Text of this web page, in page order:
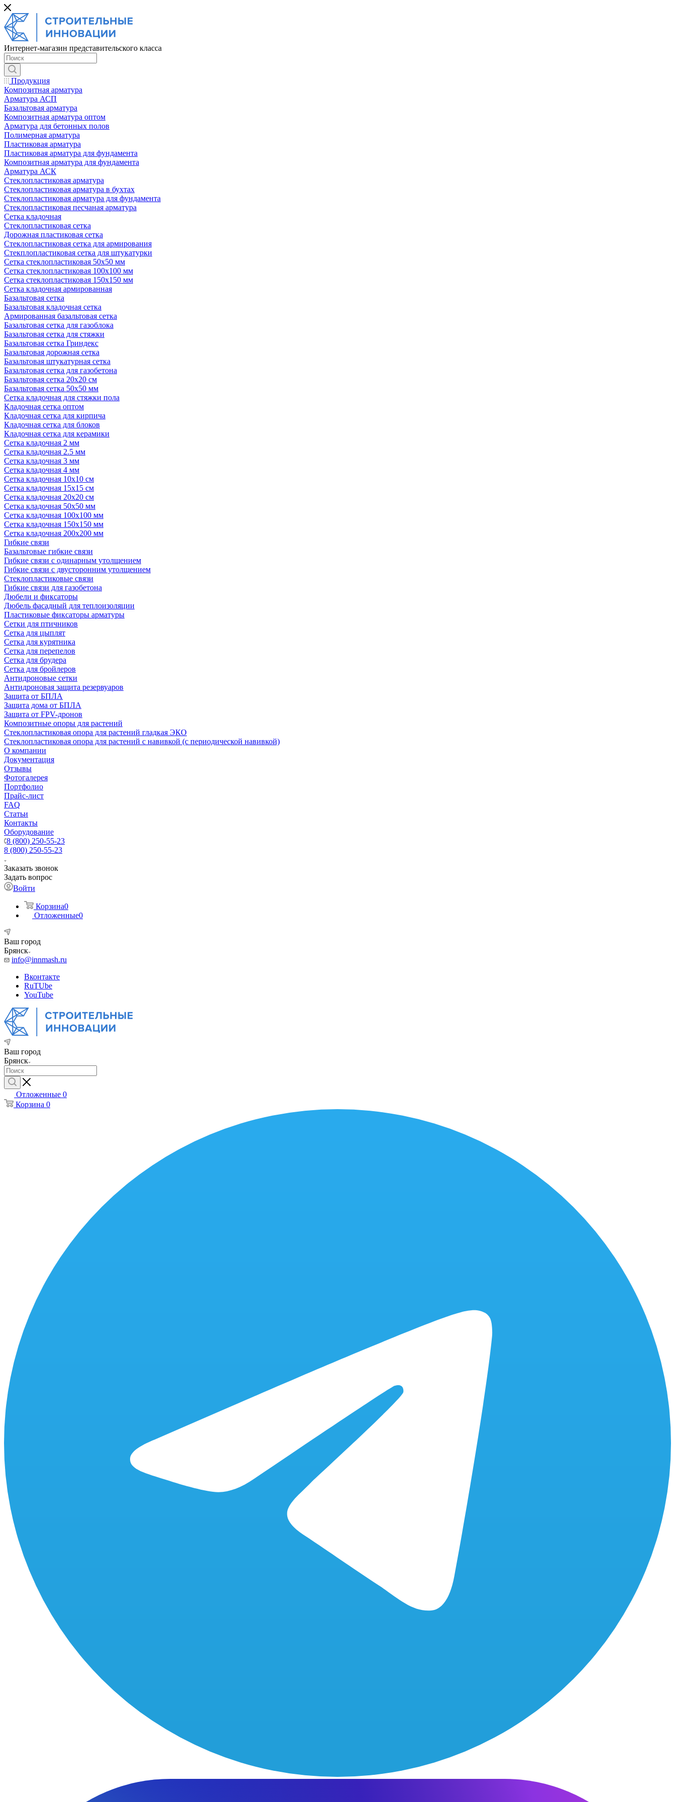
Интернет-магазин представительского класса
Продукция
Композитная арматура
Арматура АСП
Базальтовая арматура
Композитная арматура оптом
Арматура для бетонных полов
Полимерная арматура
Пластиковая арматура
Пластиковая арматура для фундамента
Композитная арматура для фундамента
Арматура АСК
Cтеклопластиковая арматура
Стеклопластиковая арматура в бухтах
Стеклопластиковая арматура для фундамента
Стеклопластиковая песчаная арматура
Сетка кладочная
Стеклопластиковая сетка
Дорожная пластиковая сетка
Стеклопластиковая сетка для армирования
Стекплопластиковая сетка для штукатурки
Сетка стеклопластиковая 50x50 мм
Сетка стеклопластиковая 100x100 мм
Сетка стеклопластиковая 150x150 мм
Сетка кладочная армированная
Базальтовая сетка
Базальтовая кладочная сетка
Армированная базальтовая сетка
Базальтовая сетка для газоблока
Базальтовая сетка для стяжки
Базальтовая сетка Гриндекс
Базальтовая дорожная сетка
Базальтовая штукатурная сетка
Базальтовая сетка для газобетона
Базальтовая сетка 20x20 см
Базальтовая сетка 50x50 мм
Сетка кладочная для стяжки пола
Кладочная сетка оптом
Кладочная сетка для кирпича
Кладочная сетка для блоков
Кладочная сетка для керамики
Сетка кладочная 2 мм
Сетка кладочная 2.5 мм
Сетка кладочная 3 мм
Сетка кладочная 4 мм
Сетка кладочная 10x10 см
Сетка кладочная 15x15 см
Сетка кладочная 20x20 см
Сетка кладочная 50x50 мм
Сетка кладочная 100x100 мм
Сетка кладочная 150x150 мм
Сетка кладочная 200x200 мм
Гибкие связи
Базальтовые гибкие связи
Гибкие связи с одинарным утолщением
Гибкие связи с двусторонним утолщением
Стеклопластиковые связи
Гибкие связи для газобетона
Дюбели и фиксаторы
Дюбель фасадный для теплоизоляции
Пластиковые фиксаторы арматуры
Сетки для птичников
Сетка для цыплят
Сетка для курятника
Сетка для перепелов
Сетка для брудера
Сетка для бройлеров
Антидроновые сетки
Антидроновая защита резервуаров
Защита от БПЛА
Защита дома от БПЛА
Защита от FPV-дронов
Композитные опоры для растений
Стеклопластиковая опора для растений гладкая ЭКО
Стеклопластиковая опора для растений с навивкой (с периодической навивкой)
О компании
Документация
Отзывы
Фотогалерея
Портфолио
Прайс-лист
FAQ
Статьи
Контакты
Оборудование
8 (800) 250-55-23
8 (800) 250-55-23
Заказать звонок
Задать вопрос
Войти
Корзина0
Отложенные0
Ваш город
Брянск
info@innmash.ru
Вконтакте
RuTUbe
YouTube
Ваш город
Брянск
Отложенные 0
Корзина 0